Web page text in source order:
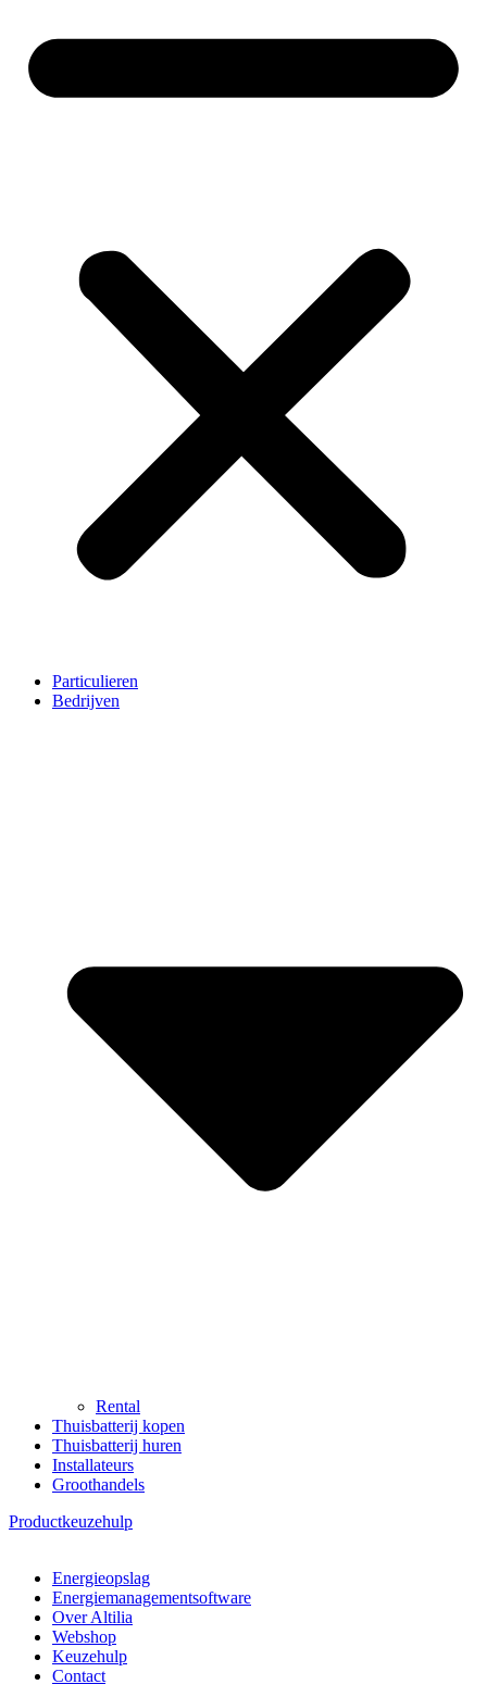
Particulieren
Bedrijven
Rental
Thuisbatterij kopen
Thuisbatterij huren
Installateurs
Groothandels
Productkeuzehulp
Energieopslag
Energiemanagementsoftware
Over Altilia
Webshop
Keuzehulp
Contact